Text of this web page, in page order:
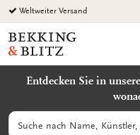
Zurück
zum
Inhalt
Weltweiter Versand
Bekking
&
Uitgevers
Entdecken Sie in
Suchen